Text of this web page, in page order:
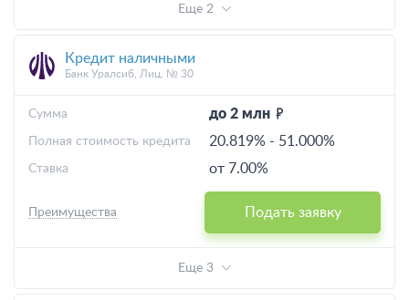
Еще 2
Кредит наличными
Банк Уралсиб, Лиц. № 30
до 2 млн
Cумма
20.819% - 51.000%
Полная стоимость кредита
от 7.00%
Ставка
Подать заявку
Преимущества
Еще 3